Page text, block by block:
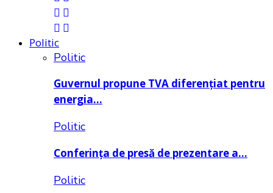
Politic
Politic
Guvernul propune TVA diferențiat pentru
energia…
Politic
Conferința de presă de prezentare a…
Politic